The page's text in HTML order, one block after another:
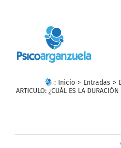
: Inicio > Entradas >
ARTICULO: ¿CUÁL ES LA